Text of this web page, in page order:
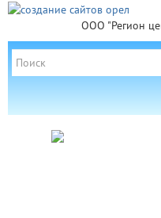
ООО "Регион